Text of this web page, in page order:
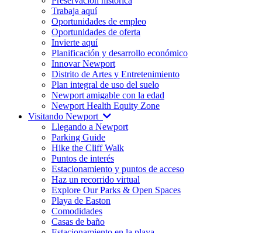
Trabaja aquí
Oportunidades de empleo
Oportunidades de oferta
Invierte aquí
Planificación y desarrollo económico
Innovar Newport
Distrito de Artes y Entretenimiento
Plan integral de uso del suelo
Newport amigable con la edad
Newport Health Equity Zone
Visitando Newport
Llegando a Newport
Parking Guide
Hike the Cliff Walk
Puntos de interés
Estacionamiento y puntos de acceso
Haz un recorrido virtual
Explore Our Parks & Open Spaces
Playa de Easton
Comodidades
Casas de baño